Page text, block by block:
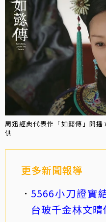
周迅經典代表作「如懿傳」開
供
更多新聞報導
5566小刀證實
台玻千金林文